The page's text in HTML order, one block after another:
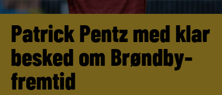
Patrick Pentz med klar
besked om Brøndby-
fremtid